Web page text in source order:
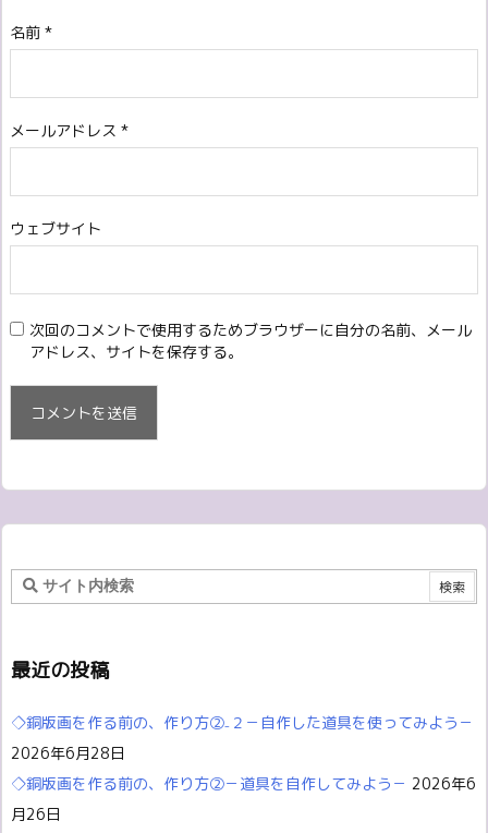
名前 *
メールアドレス *
ウェブサイト
次回のコメントで使用するためブラウザーに自分の名前、メール
アドレス、サイトを保存する。
最近の投稿
◇銅版画を作る前の、作り方②₋２－自作した道具を使ってみよう－
2026年6月28日
◇銅版画を作る前の、作り方②－道具を自作してみよう－ 2026年6
月26日